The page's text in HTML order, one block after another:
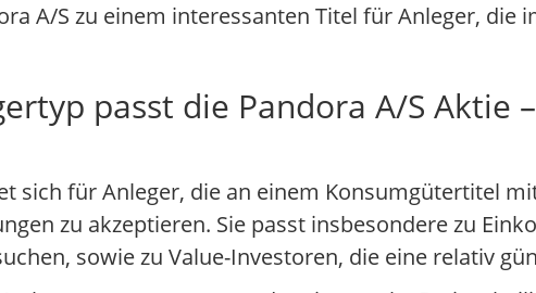
A/S zu einem interessanten Titel für Anleger, die
passt die Pandora A/S Aktie
sich für Anleger, die an einem Konsumgütertitel
zu akzeptieren. Sie passt insbesondere zu
sowie zu Value-Investoren, die eine relativ